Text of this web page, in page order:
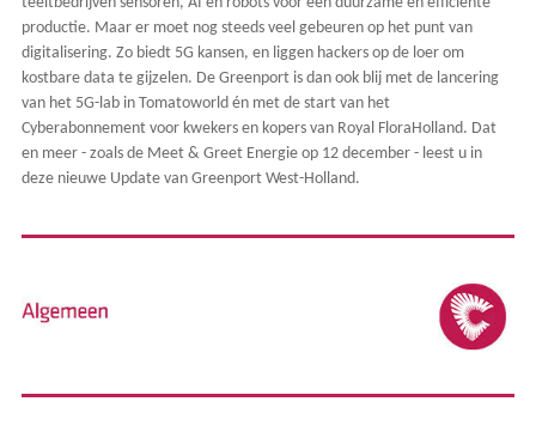
productie. Maar er moet nog steeds veel gebeuren op het punt van
digitalisering. Zo biedt 5G kansen, en liggen hackers op de loer om
kostbare data te gijzelen. De Greenport is dan ook blij met de lancering
van het 5G-lab in Tomatoworld én met de start van het
Cyberabonnement voor kwekers en kopers van Royal FloraHolland. Dat
en meer - zoals de Meet & Greet Energie op 12 december - leest u in
deze nieuwe Update van Greenport West-Holland.